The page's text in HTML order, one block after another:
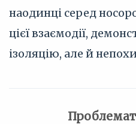
наодинці серед
цієї взаємодії,
ізоляцію, але й